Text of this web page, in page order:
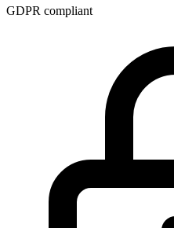
GDPR compliant